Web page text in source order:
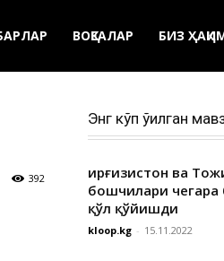
ВОҚЕАЛАР БИЗ
392
Энг кўп ўқилган
Қирғизистон ва
бошчилари чегара
қўл қўйишди
kloop.kg - 15.11.2022